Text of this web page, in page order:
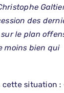
des
le plan
moins bien qui
cette situation :